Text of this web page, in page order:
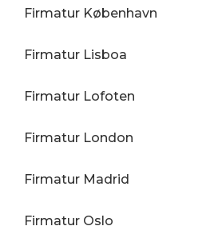
Firmatur København
Firmatur Lisboa
Firmatur Lofoten
Firmatur London
Firmatur Madrid
Firmatur Oslo